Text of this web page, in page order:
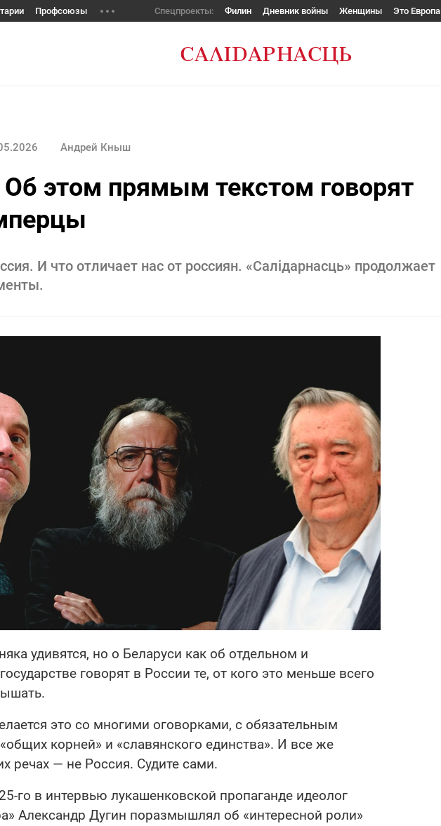
Профсоюзы Спецпроекты: Филин Дневник войны Женщины Это Европа
Андрей Кныш
этом прямым текстом говорят
И что отличает нас от россиян. «Салідарнасць» продолжает
удивятся, но о Беларуси как об отдельном и
говорят в России те, от кого это меньше всего
это со многими оговорками, с обязательным
корней» и «славянского единства». И все же
речах — не Россия. Судите сами.
го в интервью лукашенковской пропаганде идеолог
Александр Дугин поразмышлял об «интересной роли»